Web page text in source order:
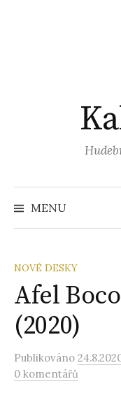
MENU
NOVÉ DESKY
Afel
(2020)
Publikováno
0 komentářů